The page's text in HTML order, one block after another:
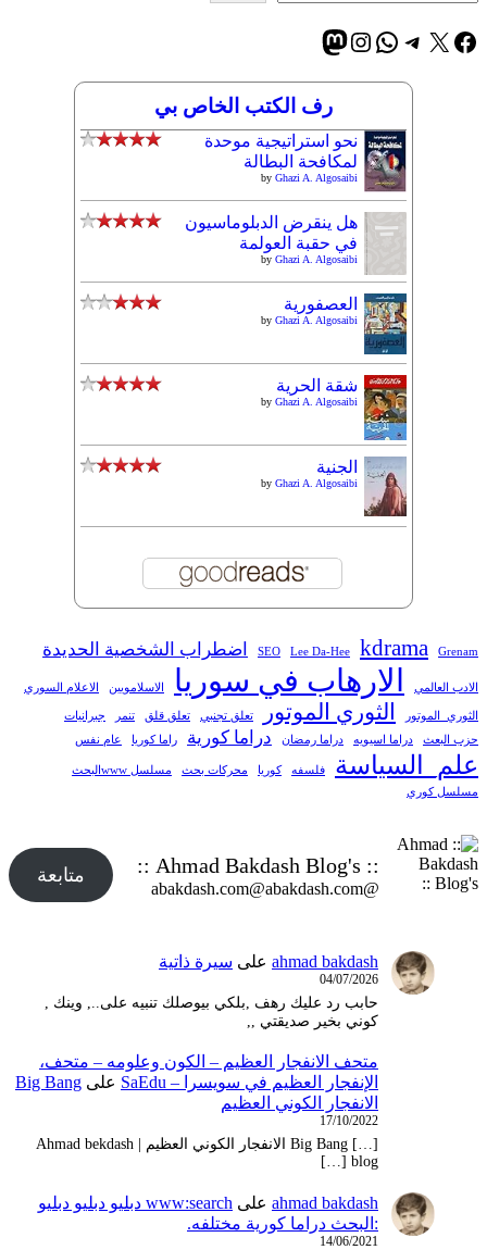
فيسبوك
إكستيليجرام
واتساب
إنستجرام
ماستودون
رف الكتب الخاص بي
نحو استراتيجية موحدة
لمكافحة البطالة
by Ghazi A. Algosaibi
هل ينقرض الدبلوماسيون
في حقبة العولمة
by Ghazi A. Algosaibi
العصفورية
by Ghazi A. Algosaibi
شقة الحرية
by Ghazi A. Algosaibi
الجنية
by Ghazi A. Algosaibi
Grenam
kdrama
Lee Da-Hee
SEO اضطراب الشخصية الحديدة
الادب العالمي الارهاب في سوريا الاسلامويين الاعلام السوري
الثوري_الموتور الثوري الموتور تعلق تجنبي تعلق قلق تنمر
جبرانيات
حزب البعث
دراما اسيويه دراما رمضان دراما كورية راما كوريا عام نفس
علم_السياسة فلسفه كوريا محركات بحث
مسلسل wwwالبحث
مسلسل كوري
:: Ahmad Bakdash Blog's ::
@abakdash.com@abakdash.com
متابعة
ahmad bakdash على سيرة ذاتية
04/07/2026
حابب رد عليك رهف ,بلكي بيوصلك تنبيه على.., وينك ,
كوني بخير صديقتي ,,
متحف الانفجار العظيم – ‫الكون وعلومه – متحف،
الإنفجار العظيم في سويسرا – SaEdu
على Big Bang
الانفجار الكوني العظيم
17/10/2022
[…] Big Bang الانفجار الكوني العظيم | Ahmad bekdash
blog […]
ahmad bakdash على
www:search دبليو دبليو دبليو
:البحث دراما كورية مختلفه.
14/06/2021